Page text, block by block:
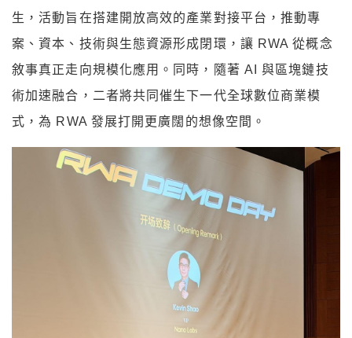
生，活動旨在搭建開放高效的產業對接平台，推動專
案、資本、技術與生態資源形成閉環，讓 RWA 從概念
敘事真正走向規模化應用。同時，隨著 AI 與區塊鏈技
術加速融合，二者將共同催生下一代全球數位商業模
式，為 RWA 發展打開更廣闊的想像空間。